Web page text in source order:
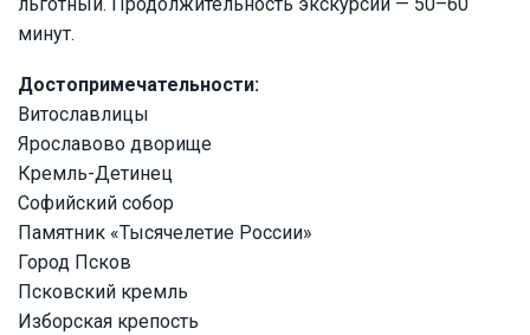
минут.
Достопримечательности:
Витославлицы
Ярославово дворище
Кремль-Детинец
Софийский собор
Памятник «Тысячелетие России»
Город Псков
Псковский кремль
Изборская крепость